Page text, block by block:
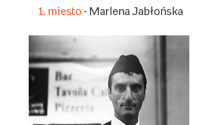
1. miesto - Marlena Jabłońska